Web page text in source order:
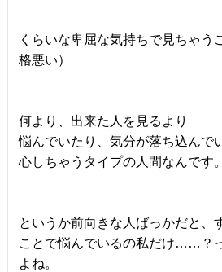
くらいな卑屈な気持ちで見ちゃう
格悪い）
何より、出来た人を見るより
悩んでいたり、気分が落ち込んで
心しちゃうタイプの人間なんです。
というか前向きな人ばっかだと、
ことで悩んでいるの私だけ……？
よね。